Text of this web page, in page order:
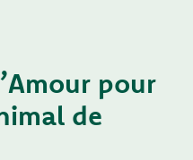
pour
de